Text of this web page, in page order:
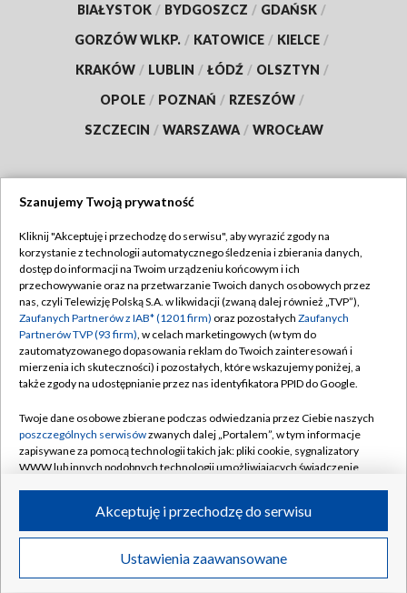
BIAŁYSTOK / BYDGOSZCZ / GDAŃSK /
GORZÓW WLKP. / KATOWICE / KIELCE /
KRAKÓW / LUBLIN / ŁÓDŹ / OLSZTYN /
OPOLE / POZNAŃ / RZESZÓW /
SZCZECIN / WARSZAWA / WROCŁAW
TVP
Abonament TVP
Emisja w TVP
Centrum informacji TVP
Naziemna Telewizja Cyfrowa
Rada Programowa
System NOS
Informacje o nadawcy
Program dla prasy
Ogłoszenie przetargowe
Regulamin TVP
Polityka prywatności
Moje zgody
Pomoc
Kontakt
Kanały
©2026 Telewizja Polska S.A. w likwidacji
Szanujemy Twoją prywatność
Kliknij "Akceptuję i przechodzę do serwisu", aby wyrazić zgody na
korzystanie z technologii automatycznego śledzenia i zbierania danych,
dostęp do informacji na Twoim urządzeniu końcowym i ich
przechowywanie oraz na przetwarzanie Twoich danych osobowych przez
nas, czyli Telewizję Polską S.A. w likwidacji (zwaną dalej również „TVP”),
Zaufanych Partnerów z IAB* (1201 firm) oraz pozostałych Zaufanych
Partnerów TVP (93 firm), w celach marketingowych (w tym do
zautomatyzowanego dopasowania reklam do Twoich zainteresowań i
mierzenia ich skuteczności) i pozostałych, które wskazujemy poniżej, a
także zgody na udostępnianie przez nas identyfikatora PPID do Google.
Twoje dane osobowe zbierane podczas odwiedzania przez Ciebie naszych
poszczególnych serwisówzwanych dalej „Portalem”, w tym informacje
zapisywane za pomocą technologii takich jak: pliki cookie, sygnalizatory
WWW lub innych podobnych technologii umożliwiających świadczenie
ruchu w Internecie.
Twoje dane osobowe zbierane podczas odwiedzania przez Ciebie
poszczególnych serwisówna Portalu, takie jak adresy IP, identyfikatory
Ustawienia zaawansowane
Akceptuję i przechodzę do serwisu